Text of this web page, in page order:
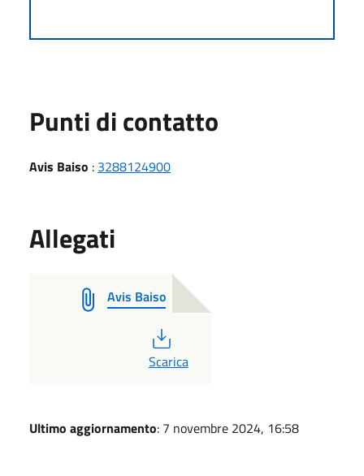
Punti di contatto
Avis Baiso : 3288124900
Allegati
Avis Baiso
PDF
Scarica
Ultimo aggiornamento: 7 novembre 2024, 16:58